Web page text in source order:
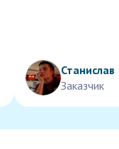
Станислав
Заказчик